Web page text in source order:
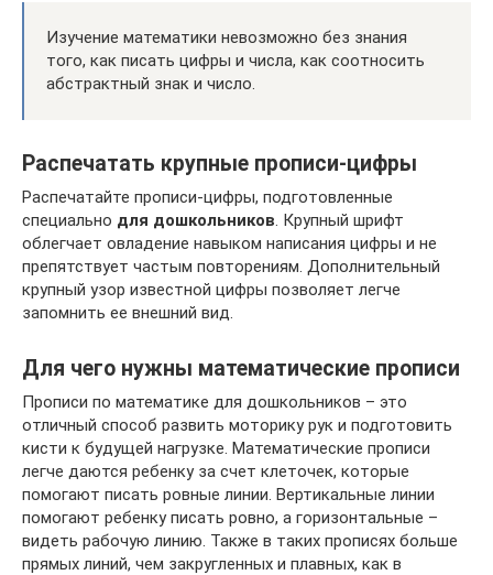
Изучение математики невозможно без знания
того, как писать цифры и числа, как соотносить
абстрактный знак и число.
Распечатать крупные прописи-цифры
Распечатайте прописи-цифры, подготовленные
специально для дошкольников. Крупный шрифт
облегчает овладение навыком написания цифры и не
препятствует частым повторениям. Дополнительный
крупный узор известной цифры позволяет легче
запомнить ее внешний вид.
Для чего нужны математические прописи
Прописи по математике для дошкольников – это
отличный способ развить моторику рук и подготовить
кисти к будущей нагрузке. Математические прописи
легче даются ребенку за счет клеточек, которые
помогают писать ровные линии. Вертикальные линии
помогают ребенку писать ровно, а горизонтальные –
видеть рабочую линию. Также в таких прописях больше
прямых линий, чем закругленных и плавных, как в